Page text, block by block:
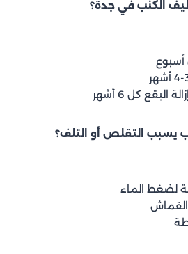
كل 6 أشهر
لضغط الماء
القماش